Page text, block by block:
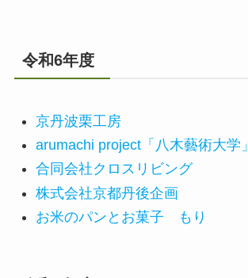
令和6年度
京丹波栗工房
arumachi project「八木藝術大学」
合同会社クロスリビング
株式会社京都丹後企画
お米のパンとお菓子 もり